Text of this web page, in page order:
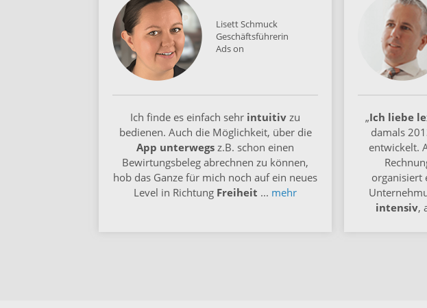
Lisett Schmuck
Geschäftsführerin
Ads on
Ich finde es einfach sehr intuitiv zu
bedienen. Auch die Möglichkeit, über die
App unterwegs z.B. schon einen
Bewirtungsbeleg abrechnen zu können,
hob das Ganze für mich noch auf ein neues
Level in Richtung Freiheit ... mehr
„Ich liebe
damals
entwickelt.
organisiert
intensiv,